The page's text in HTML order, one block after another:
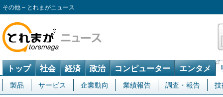
その他 – とれまがニュース
トップ 社会 経済 政治 コンピューター エンタメ
製品 サービス 企業動向 業績報告 調査・報告 技